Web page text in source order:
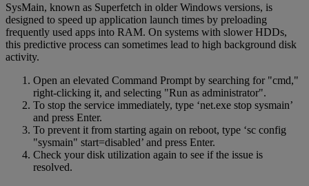
SysMain, known as Superfetch in older Windows versions, is
designed to speed up application launch times by preloading
frequently used apps into RAM. On systems with slower HDDs,
this predictive process can sometimes lead to high background disk
activity.
Open an elevated Command Prompt by searching for "cmd,"
right-clicking it, and selecting "Run as administrator".
To stop the service immediately, type ‘net.exe stop sysmain’
and press Enter.
To prevent it from starting again on reboot, type ‘sc config
"sysmain" start=disabled’ and press Enter.
Check your disk utilization again to see if the issue is
resolved.